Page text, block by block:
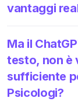
vantaggi
Ma il
testo, non è
sufficiente
Psicologi?